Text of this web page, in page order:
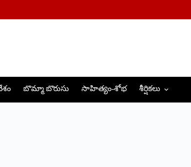
బొమ్మా బొరుసు సాహిత్యం-శోభ శీర్షికలు